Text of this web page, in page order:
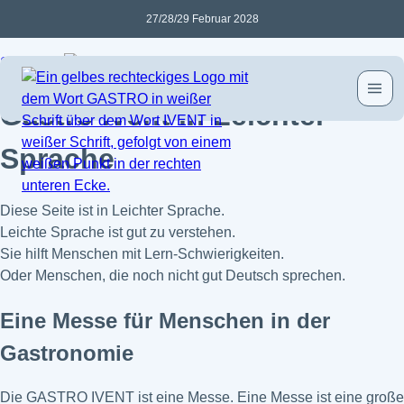
springen
27/28/29 Februar 2028
Startseite
Gastro Ivent in Leichter
Sprache
Diese Seite ist in Leichter Sprache.
Leichte Sprache ist gut zu verstehen.
Sie hilft Menschen mit Lern-Schwierigkeiten.
Oder Menschen, die noch nicht gut Deutsch sprechen.
Eine Messe für Menschen in der
Gastronomie
Die GASTRO IVENT ist eine Messe. Eine Messe ist eine große